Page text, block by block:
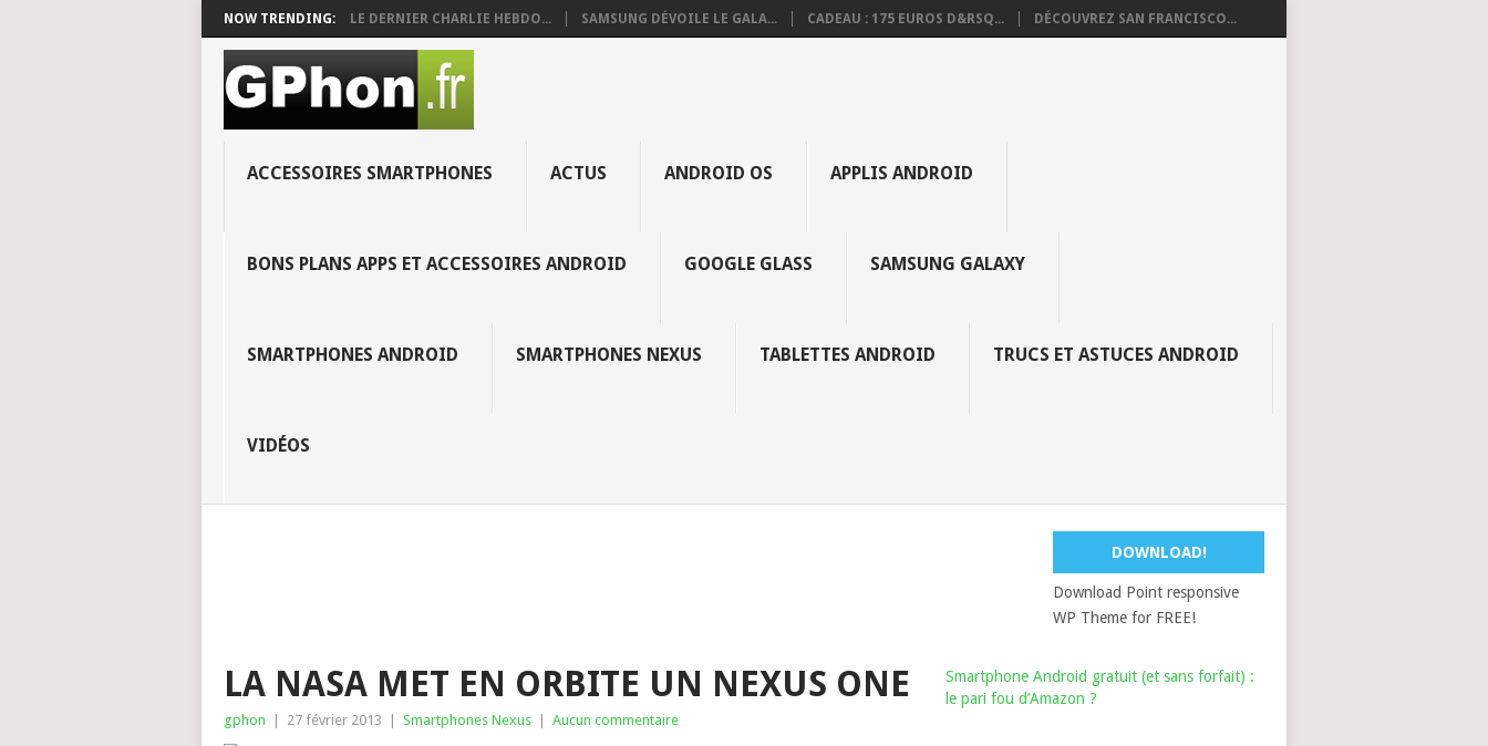
NOW TRENDING: LE DERNIER CHARLIE HEBDO... SAMSUNG DÉVOILE LE GALA... CADEAU : 175 EUROS D&RSQ... DÉCOUVREZ SAN FRANCISCO...
ACCESSOIRES SMARTPHONES ACTUS ANDROID OS APPLIS ANDROID
BONS PLANS APPS ET ACCESSOIRES ANDROID GOOGLE GLASS SAMSUNG GALAXY
SMARTPHONES ANDROID SMARTPHONES NEXUS TABLETTES ANDROID TRUCS ET ASTUCES ANDROID
VIDÉOS
DOWNLOAD!
Download Point responsive
WP Theme for FREE!
LA NASA MET EN ORBITE UN NEXUS ONE
gphon 27 février 2013 Smartphones Nexus Aucun commentaire
Smartphone Android gratuit (et sans forfait) :
le pari fou d’Amazon ?